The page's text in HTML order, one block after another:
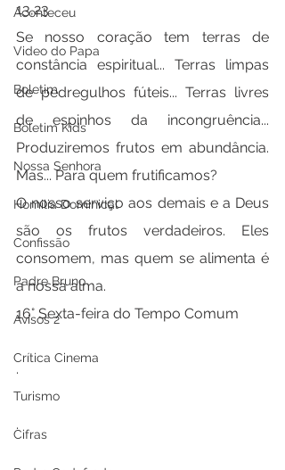
Aconteceu
Video do Papa
Boletim
Boletim Kids
Nossa Senhora
Homilia Dominical
Confissão
Padre Bruno
Avisos 2
Crítica Cinema
Turismo
Cifras
13,23
Se nosso coração tem terras de
constância espiritual... Terras limpas
de pedregulhos fúteis... Terras livres
de espinhos da incongruência...
Produziremos frutos em abundância.
Mas... Para quem frutificamos?
O nosso serviço aos demais e a Deus
são os frutos verdadeiros. Eles
consomem, mas quem se alimenta é
a nossa alma.
16° Sexta-feira do Tempo Comum
.
.